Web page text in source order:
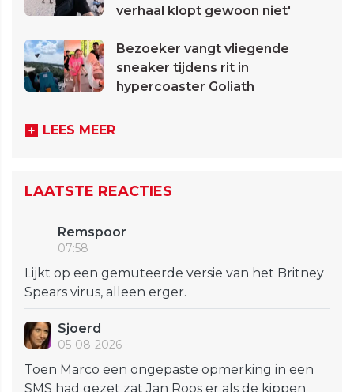
verhaal klopt gewoon niet'
Bezoeker vangt vliegende
sneaker tijdens rit in
hypercoaster Goliath
LEES MEER
LAATSTE REACTIES
Remspoor
07:58
Lijkt op een gemuteerde versie van het Britney
Spears virus, alleen erger.
Sjoerd
05-08-2026
Toen Marco een ongepaste opmerking in een
SMS had gezet zat Jan Roos er als de kippen